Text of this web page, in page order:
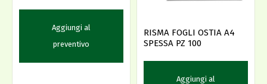
Aggiungi al
preventivo
RISMA FOGLI OSTIA A4
SPESSA PZ 100
Aggiungi al